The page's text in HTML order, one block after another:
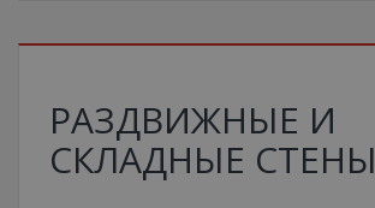
РАЗДВИЖНЫЕ И
СКЛАДНЫЕ СТЕНЫ